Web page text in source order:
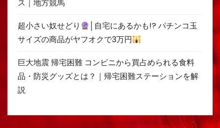
ス｜地方競馬
超小さい奴せどり
│自宅にあるかも!? パチンコ玉
サイズの商品がヤフオクで3万円
巨大地震 帰宅困難 コンビニから買占められる食料
品・防災グッズとは？｜帰宅困難ステーションを解
説